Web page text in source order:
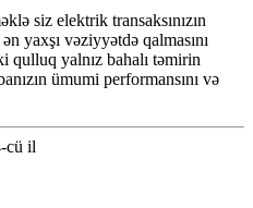
siz elektrik transaksınızın
yaxşı vəziyyətdə qalmasını
yalnız bahalı təmirin
ümumi performansını və
cü il